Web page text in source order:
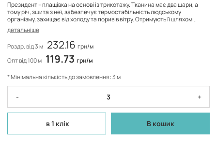
Президент – плащівка на основі із трикотажу. Тканина має два шари, а
тому річ, зшита з неї, забезпечує термостабільність людському
організму, захищає від холоду та поривів вітру. Отримують її шляхом...
детальніше
Роздр. від 3 м 232.16 грн/м
Опт від 100 м 119.73 грн/м
* Мінімальна кількість до замовлення: 3 м
- +
в 1 клік В кошик